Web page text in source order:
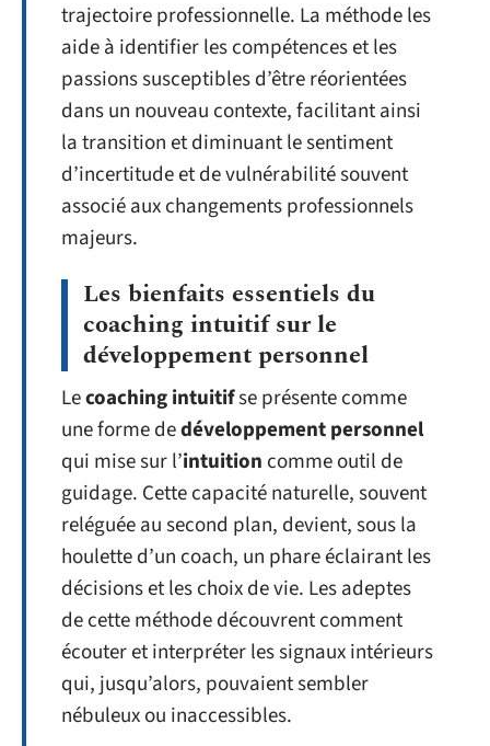
trajectoire professionnelle. La méthode les
aide à identifier les compétences et les
passions susceptibles d’être réorientées
dans un nouveau contexte, facilitant ainsi
la transition et diminuant le sentiment
d’incertitude et de vulnérabilité souvent
associé aux changements professionnels
majeurs.
Les bienfaits essentiels du
coaching intuitif sur le
développement personnel
Lecoaching intuitifse présente comme
une forme dedéveloppement personnel
qui mise sur l’intuition comme outil de
guidage. Cette capacité naturelle, souvent
reléguée au second plan, devient, sous la
houlette d’un coach, un phare éclairant les
décisions et les choix de vie. Les adeptes
de cette méthode découvrent comment
écouter et interpréter les signaux intérieurs
qui, jusqu’alors, pouvaient sembler
nébuleux ou inaccessibles.